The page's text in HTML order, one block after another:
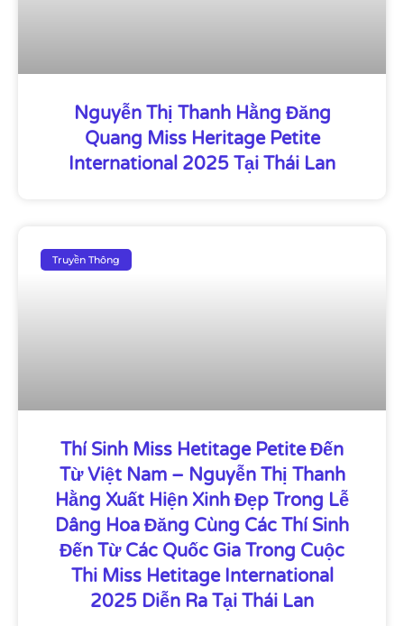
Nguyễn Thị Thanh Hằng Đăng
Quang Miss Heritage Petite
International 2025 Tại Thái Lan
Truyền Thông
Thí Sinh Miss Hetitage Petite Đến
Từ Việt Nam – Nguyễn Thị Thanh
Hằng Xuất Hiện Xinh Đẹp Trong Lễ
Dâng Hoa Đăng Cùng Các Thí Sinh
Đến Từ Các Quốc Gia Trong Cuộc
Thi Miss Hetitage International
2025 Diễn Ra Tại Thái Lan